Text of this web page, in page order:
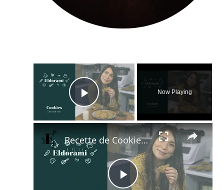
×
Play Video
Now Playing
×
Recette de Cookies au Chocolat Noir | Idée Goûter du Confinement